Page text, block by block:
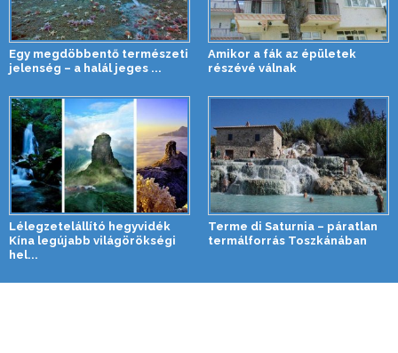
Egy megdöbbentő természeti
jelenség – a halál jeges ...
Amikor a fák az épületek
részévé válnak
Lélegzetelállító hegyvidék
Kína legújabb világörökségi
hel...
Terme di Saturnia – páratlan
termálforrás Toszkánában